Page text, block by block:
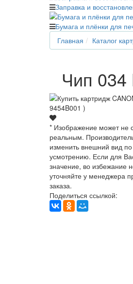
Заправка и
Бумага и плёнки для
Главная
Каталог
Чип 034
* Изображение может не
реальным.
изменить внешний вид
усмотрению. Если для
значение, во избежание
уточняйте у менеджера
заказа.
Поделиться ссылкой: